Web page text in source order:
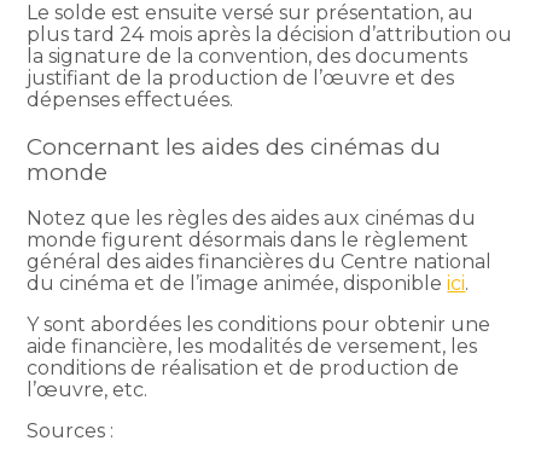
Le solde est ensuite versé sur présentation, au
plus tard 24 mois après la décision d’attribution ou
la signature de la convention, des documents
justifiant de la production de l’œuvre et des
dépenses effectuées.
Concernant les aides des cinémas du
monde
Notez que les règles des aides aux cinémas du
monde figurent désormais dans le règlement
général des aides financières du Centre national
du cinéma et de l’image animée, disponibleici.
Y sont abordées les conditions pour obtenir une
aide financière, les modalités de versement, les
conditions de réalisation et de production de
l’œuvre, etc.
Sources :